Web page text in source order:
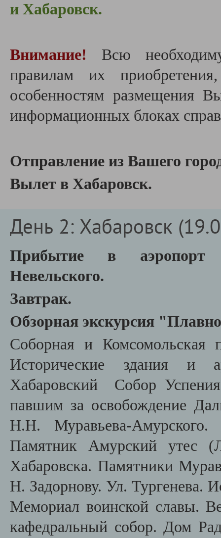
и Хабаровск.
Внимание!
Всю
правилам их
особенностям размещения
информационных блоках
Отправление из Вашего
Вылет в Хабаровск.
День 2: Хабаровск
Прибытие в аэропорт
Невельского.
Завтрак.
Обзорная экскурсия
Соборная и Комсомольская
Исторические здания и
Хабаровский Собор
павшим за освобождение
Н.Н. Муравьева-
Памятник Амурский утес
Хабаровска. Памятники
Н. Задорнову. Ул. Тургенева.
Мемориал воинской славы.
кафедральный собор. Дом